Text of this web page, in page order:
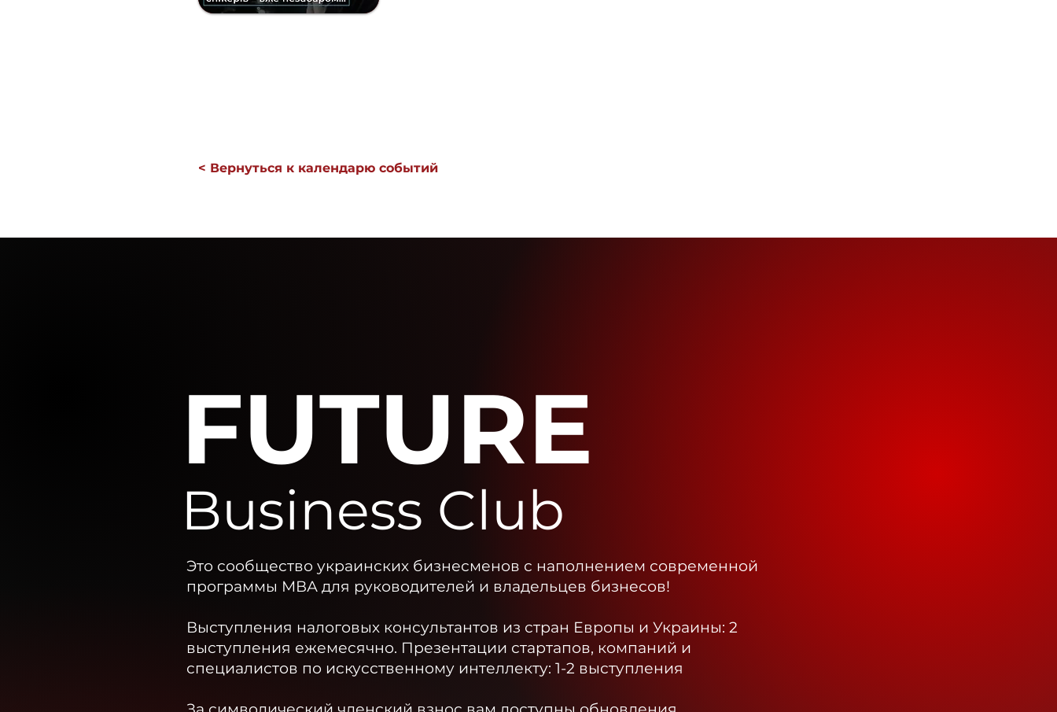
< Вернуться к календарю событий
FUTURE
Business Club
Это сообщество украинских бизнесменов с наполнением современной
программы МВА для руководителей и владельцев бизнесов!
Выступления налоговых консультантов из стран Европы и Украины: 2
выступления ежемесячно. Презентации стартапов, компаний и
специалистов по искусственному интеллекту: 1-2 выступления